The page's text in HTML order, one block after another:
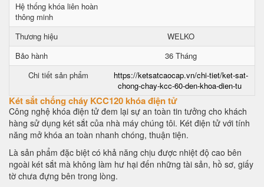
Hệ thống khóa liên hoàn
thông minh
Thương hiệu
WELKO
Bảo hành
36 Tháng
Chi tiết sản phẩm
https://ketsatcaocap.vn/chi-tiet/ket-sat-
chong-chay-kcc-60-den-khoa-dien-tu
Két sắt chống cháy KCC120 khóa điện tử
Công nghệ khóa điện tử đem lại sự an toàn tin tưởng cho khách
hàng sử dụng két sắt của nhà máy chúng tôi. Két điện tử với tính
năng mở khóa an toàn nhanh chóng, thuận tiện.
Là sản phẩm đặc biệt có khả năng chịu được nhiệt độ cao bên
ngoài két sắt mà không làm hư hại đến những tài sản, hồ sơ, giấy
tờ chưa đựng bên trong lòng.